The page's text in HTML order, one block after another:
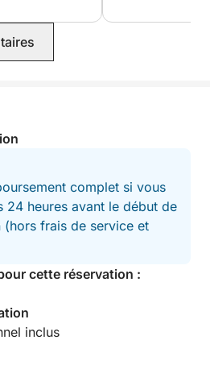
complet si vous
24 heures avant le début de
frais de service et
cette réservation :
inclus